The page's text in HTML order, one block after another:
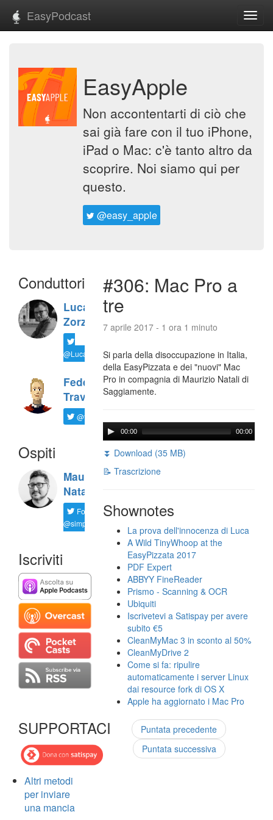
EasyPodcast
EasyApple
Non accontentarti di ciò che
sai già fare con il tuo iPhone,
iPad o Mac: c'è tanto altro da
scoprire. Noi siamo qui per
questo.
@easy_apple
Conduttori
Luca
Zorzi
@LucaTNT
Federico
Travaini
@ftrava
Ospiti
Maurizio
Natali
Follow
@simplemal
Iscriviti
SUPPORTACI
Altri metodi
per inviare
una mancia
#306: Mac Pro a
tre
7 aprile 2017 - 1 ora 1 minuto
Si parla della disoccupazione in Italia,
della EasyPizzata e dei "nuovi" Mac
Pro in compagnia di Maurizio Natali di
Saggiamente.
00:00 00:00
⏬ Download (35 MB)
📝 Trascrizione
Shownotes
La prova dell'innocenza di Luca
A Wild TinyWhoop at the
EasyPizzata 2017
PDF Expert
ABBYY FineReader
Prismo - Scanning & OCR
Ubiquiti
Iscrivetevi a Satispay per avere
subito €5
CleanMyMac 3 in sconto al 50%
CleanMyDrive 2
Come si fa: ripulire
automaticamente i server Linux
dai resource fork di OS X
Apple ha aggiornato i Mac Pro
Puntata precedente
Puntata successiva